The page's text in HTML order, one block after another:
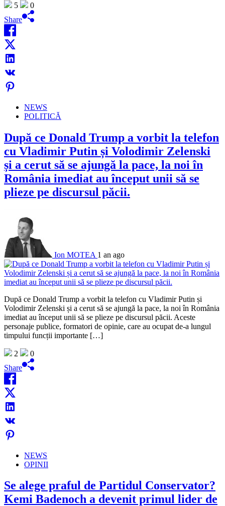
5
0
Share
NEWS
POLITICĂ
După ce Donald Trump a vorbit la telefon
cu Vladimir Putin și Volodimir Zelenski
și a cerut să se ajungă la pace, la noi în
România imediat au început unii să se
plieze pe discursul păcii.
Ion MOTEA 1 an ago
După ce Donald Trump a vorbit la telefon cu Vladimir Putin și
Volodimir Zelenski și a cerut să se ajungă la pace, la noi în România
imediat au început unii să se plieze pe discursul păcii. Aceste
personaje publice, formatori de opinie, care au ocupat de-a lungul
timpului funcții importante […]
2
0
Share
NEWS
OPINII
Se alege praful de Partidul Conservator?
Kemi Badenoch a devenit primul lider de